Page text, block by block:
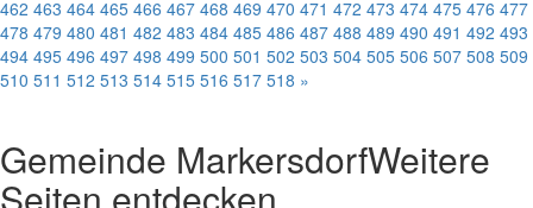
462 463 464 465 466 467 468 469 470 471 472 473 474 475 476 477
478 479 480 481 482 483 484 485 486 487 488 489 490 491 492 493
494 495 496 497 498 499 500 501 502 503 504 505 506 507 508 509
510 511 512 513 514 515 516 517 518 »
Gemeinde MarkersdorfWeitere